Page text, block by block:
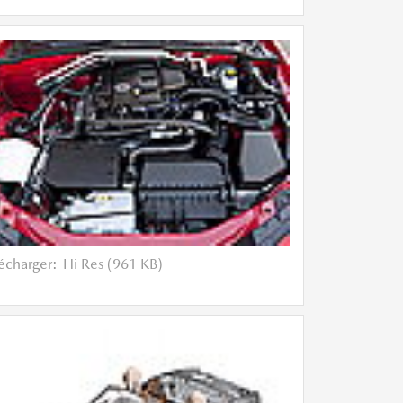
Hi Res (961 KB)